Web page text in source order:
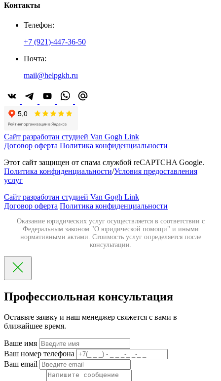
Контакты
Телефон:
+7 (921)-447-36-50
Почта:
mail@helpgkh.ru
Сайт разработан студией Van Gogh Link
Договор оферта Политика конфиденциальности
Этот сайт защищен от спама службой reCAPTCHA Google.
Политика конфиденциальности/Условия предоставления
услуг
Сайт разработан студией Van Gogh Link
Договор оферта Политика конфиденциальности
Оказание юридических услуг осуществляется в соответствии с
Федеральным законом "О юридической помощи" и иными
нормативными актами. Стоимость услуг определяется после
консультации.
Профессиольная консультация
Оставьте заявку и наш менеджер свяжется с вами в
ближайшее время.
Ваше имя
Ваш номер телефона
Ваш email